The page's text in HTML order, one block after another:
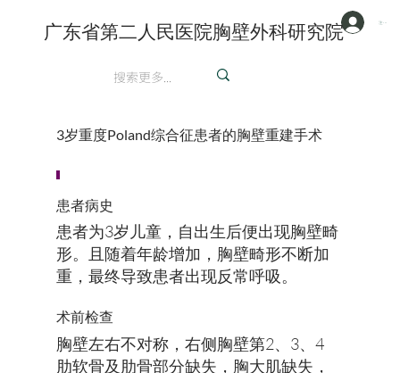
注册/登陆
广东省第二人民医院胸壁外科研究院
3岁重度Poland综合征患者的胸壁重建手术
患者病史
患者为3岁儿童，自出生后便出现胸壁畸
形。且随着年龄增加，胸壁畸形不断加
重，最终导致患者出现反常呼吸。
术前检查
胸壁左右不对称，右侧胸壁第2、3、4
肋软骨及肋骨部分缺失，胸大肌缺失，